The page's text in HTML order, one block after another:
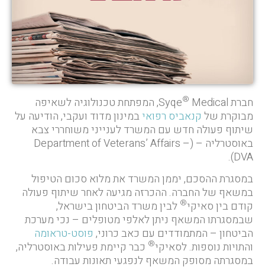
חברת Syqe ®
Medical, המפתחת טכנולוגיה לשאיפה
מבוקרת של קנאביס רפואיבמינון מדוד ועקבי, הודיעה על
שיתוף פעולה חדש עם המשרד לענייני משוחררי צבא
באוסטרליה – (Department of Veterans’ Affairs –
DVA).
במסגרת ההסכם, יממן המשרד את מלוא סכום הטיפול
במשאף של החברה. ההכרזה מגיעה לאחר שיתוף פעולה
קודם בין סאיקי® לבין משרד הביטחון בישראל,
שבמסגרתו המשאף ניתן לאלפי מטופלים – נכי מערכת
הביטחון – המתמודדים עם כאב כרוני, פוסט-טראומה
והתויות נוספות. לסאיקי® כבר קיימת פעילות באוסטרליה,
במסגרתה מסופק המשאף לנפגעי תאונות עבודה.